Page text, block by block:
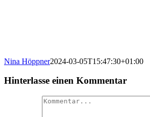
Nina Höppner2024-03-05T15:47:30+01:00
Hinterlasse einen Kommentar